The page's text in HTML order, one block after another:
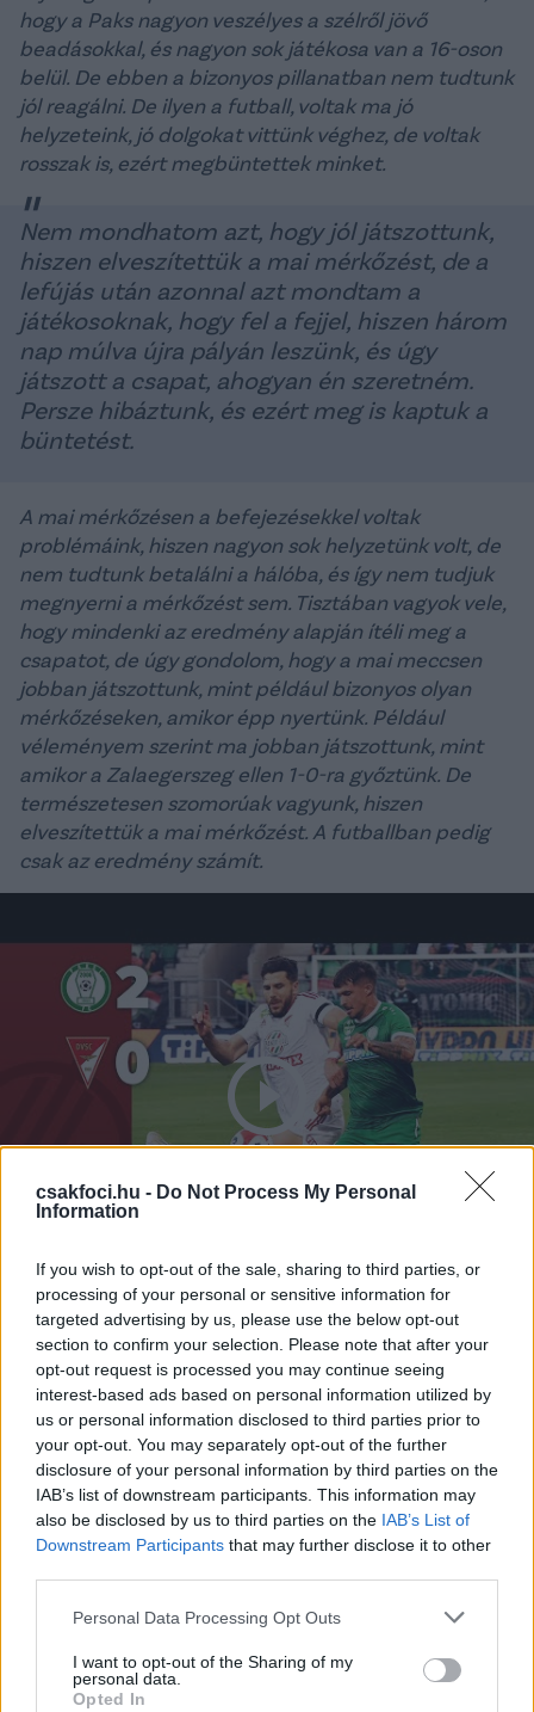
csakfoci.hu - Do Not Process My Personal
Information
If you wish to opt-out of the sale, sharing to third parties, or
processing of your personal or sensitive information for
targeted advertising by us, please use the below opt-out
section to confirm your selection. Please note that after your
opt-out request is processed you may continue seeing
interest-based ads based on personal information utilized by
us or personal information disclosed to third parties prior to
your opt-out. You may separately opt-out of the further
disclosure of your personal information by third parties on the
IAB’s list of downstream participants. This information may
also be disclosed by us to third parties on the IAB’s List of
Downstream Participants that may further disclose it to other
Please note that this website/app uses one or more Google
not limited to your visit or usage behaviour. You may click to
grant or deny consent to Google and its third-party tags to
Personal Data Processing Opt Outs
I want to opt-out of the Sharing of my
personal data.
Opted In
hogy a Paks nagyon veszélyes a szélről jövő
beadásokkal, és nagyon sok játékosa van a 16-oson
belül. De ebben a bizonyos pillanatban nem tudtunk
jól reagálni. De ilyen a futball, voltak ma jó
helyzeteink, jó dolgokat vittünk véghez, de voltak
rosszak is, ezért megbüntettek minket.
Nem mondhatom azt, hogy jól játszottunk,
hiszen elveszítettük a mai mérkőzést, de a
lefújás után azonnal azt mondtam a
játékosoknak, hogy fel a fejjel, hiszen három
nap múlva újra pályán leszünk, és úgy
játszott a csapat, ahogyan én szeretném.
Persze hibáztunk, és ezért meg is kaptuk a
büntetést.
A mai mérkőzésen a befejezésekkel voltak
problémáink, hiszen nagyon sok helyzetünk volt, de
nem tudtunk betalálni a hálóba, és így nem tudjuk
megnyerni a mérkőzést sem. Tisztában vagyok vele,
hogy mindenki az eredmény alapján ítéli meg a
csapatot, de úgy gondolom, hogy a mai meccsen
jobban játszottunk, mint például bizonyos olyan
mérkőzéseken, amikor épp nyertünk. Például
véleményem szerint ma jobban játszottunk, mint
amikor a Zalaegerszeg ellen 1-0-ra győztünk. De
természetesen szomorúak vagyunk, hiszen
elveszítettük a mai mérkőzést. A futballban pedig
csak az eredmény számít.
FERENCVÁROS-KECSKEMÉT 1-0
Bővebb beszámoló a mérkőzésről itt!
Dejan Stankovic (FTC):-A szögletrúgás az egyik
igen fontos eleme a játéknak, emlékszem,
játékoskoromban is sok meccset döntött el egy-egy
rögzített szituáció. A Kecskemét is próbált helyet
találni a tizenhatosunkon belül, ám ez egy nagyon jó
örülök, hogy sikerült betalálnunk, hiszen sok
nehézségünk van. Ez nem kifogás, de háromnaponta
mérkőzéseket játszunk, nyilván problémát jelent